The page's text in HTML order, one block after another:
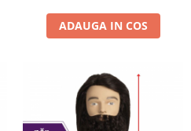
ADAUGA IN COS